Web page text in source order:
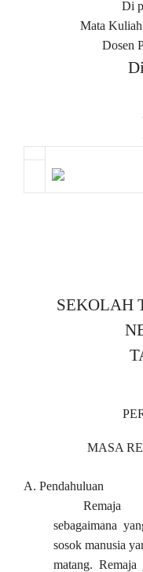
Di
Mata
Dosen
SEKOLAH
MASA
A. Pendahuluan
Remaja
sebagaimana
sosok manusia
matang. Remaja